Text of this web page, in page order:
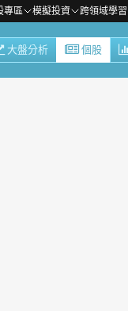
專區 模擬投資 跨領域學習
大盤分析 個股